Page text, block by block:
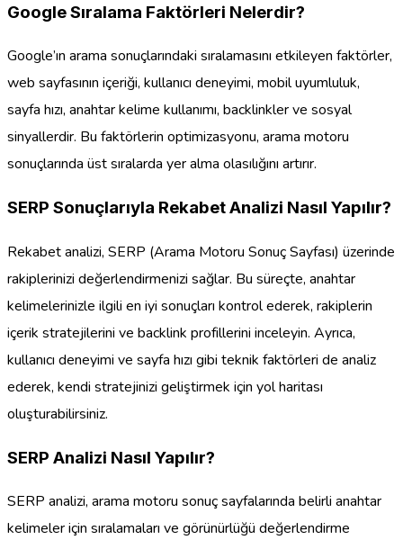
Google Sıralama Faktörleri Nelerdir?
Google’ın arama sonuçlarındaki sıralamasını etkileyen faktörler,
web sayfasının içeriği, kullanıcı deneyimi, mobil uyumluluk,
sayfa hızı, anahtar kelime kullanımı, backlinkler ve sosyal
sinyallerdir. Bu faktörlerin optimizasyonu, arama motoru
sonuçlarında üst sıralarda yer alma olasılığını artırır.
SERP Sonuçlarıyla Rekabet Analizi Nasıl Yapılır?
Rekabet analizi, SERP (Arama Motoru Sonuç Sayfası) üzerinde
rakiplerinizi değerlendirmenizi sağlar. Bu süreçte, anahtar
kelimelerinizle ilgili en iyi sonuçları kontrol ederek, rakiplerin
içerik stratejilerini ve backlink profillerini inceleyin. Ayrıca,
kullanıcı deneyimi ve sayfa hızı gibi teknik faktörleri de analiz
ederek, kendi stratejinizi geliştirmek için yol haritası
oluşturabilirsiniz.
SERP Analizi Nasıl Yapılır?
SERP analizi, arama motoru sonuç sayfalarında belirli anahtar
kelimeler için sıralamaları ve görünürlüğü değerlendirme